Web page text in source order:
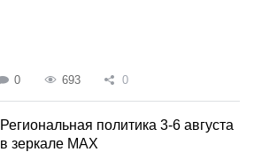
0 693 0
Региональная политика 3-6 августа
в зеркале MAX